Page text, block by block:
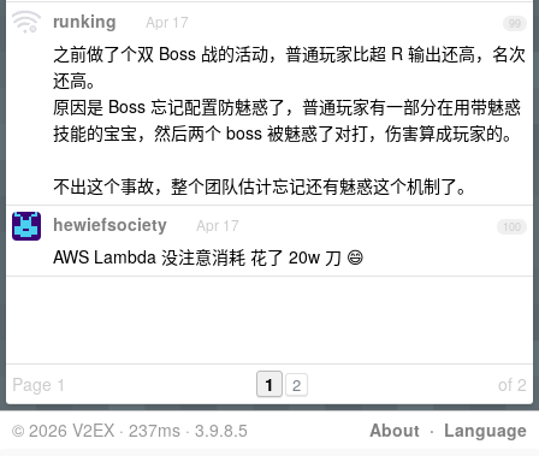
99
runking Apr 17
之前做了个双 Boss 战的活动，普通玩家比超 R 输出还高，名次
还高。
原因是 Boss 忘记配置防魅惑了，普通玩家有一部分在用带魅惑
技能的宝宝，然后两个 boss 被魅惑了对打，伤害算成玩家的。
不出这个事故，整个团队估计忘记还有魅惑这个机制了。
100
hewiefsociety Apr 17
AWS Lambda 没注意消耗 花了 20w 刀 😄
Page 1 of 2
1 2
About · Language
© 2026 V2EX · 237ms · 3.9.8.5